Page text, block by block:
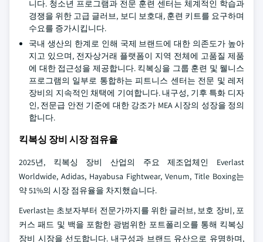
니다. 청소년 프로그램과 전문 훈련 센터는 체계적인 학습과
경쟁을 위한 고급 글러브, 보디 보호대, 훈련 키트를 요구하며
수요를 증가시킵니다.
국내 생산의 한계로 인해 국제 브랜드에 대한 의존도가 높아
지고 있으며, 전자상거래 플랫폼이 지역 전체에 고품질 제품
에 대한 접근성을 제공합니다. 킥복싱을 그룹 훈련 및 웰니스
프로그램의 일부로 통합하는 피트니스 센터는 전문 및 레저
장비의 지속적인 채택에 기여합니다. 내구성, 기후 특화 디자
인, 전문급 안전 기준에 대한 강조가 MEA 시장의 성장을 정의
합니다.
킥복싱 장비 시장 점유율
2025년, 킥복싱 장비 산업의 주요 제조업체인 Everlast
Worldwide, Adidas, Hayabusa Fightwear, Venum, Title Boxing는
약 51%의 시장 점유율을 차지했습니다.
Everlast는 초보자부터 전문가까지를 위한 글러브, 보호 장비, 포
커스 패드 및 백을 포함한 광범위한 포트폴리오를 통해 킥복싱
장비 시장을 선도합니다. 내구성과 브랜드 유산으로 유명하며,